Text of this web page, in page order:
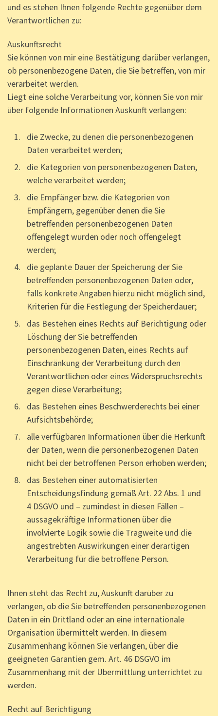
und es stehen Ihnen folgende Rechte gegenüber dem
Verantwortlichen zu:
Auskunftsrecht
Sie können von mir eine Bestätigung darüber verlangen,
ob personenbezogene Daten, die Sie betreffen, von mir
verarbeitet werden.
Liegt eine solche Verarbeitung vor, können Sie von mir
über folgende Informationen Auskunft verlangen:
die Zwecke, zu denen die personenbezogenen
Daten verarbeitet werden;
die Kategorien von personenbezogenen Daten,
welche verarbeitet werden;
die Empfänger bzw. die Kategorien von
Empfängern, gegenüber denen die Sie
betreffenden personenbezogenen Daten
offengelegt wurden oder noch offengelegt
werden;
die geplante Dauer der Speicherung der Sie
betreffenden personenbezogenen Daten oder,
falls konkrete Angaben hierzu nicht möglich sind,
Kriterien für die Festlegung der Speicherdauer;
das Bestehen eines Rechts auf Berichtigung oder
Löschung der Sie betreffenden
personenbezogenen Daten, eines Rechts auf
Einschränkung der Verarbeitung durch den
Verantwortlichen oder eines Widerspruchsrechts
gegen diese Verarbeitung;
das Bestehen eines Beschwerderechts bei einer
Aufsichtsbehörde;
alle verfügbaren Informationen über die Herkunft
der Daten, wenn die personenbezogenen Daten
nicht bei der betroffenen Person erhoben werden;
das Bestehen einer automatisierten
Entscheidungsfindung gemäß Art. 22 Abs. 1 und
4 DSGVO und – zumindest in diesen Fällen –
aussagekräftige Informationen über die
involvierte Logik sowie die Tragweite und die
angestrebten Auswirkungen einer derartigen
Verarbeitung für die betroffene Person.
Ihnen steht das Recht zu, Auskunft darüber zu
verlangen, ob die Sie betreffenden personenbezogenen
Daten in ein Drittland oder an eine internationale
Organisation übermittelt werden. In diesem
Zusammenhang können Sie verlangen, über die
geeigneten Garantien gem. Art. 46 DSGVO im
Zusammenhang mit der Übermittlung unterrichtet zu
werden.
Recht auf Berichtigung